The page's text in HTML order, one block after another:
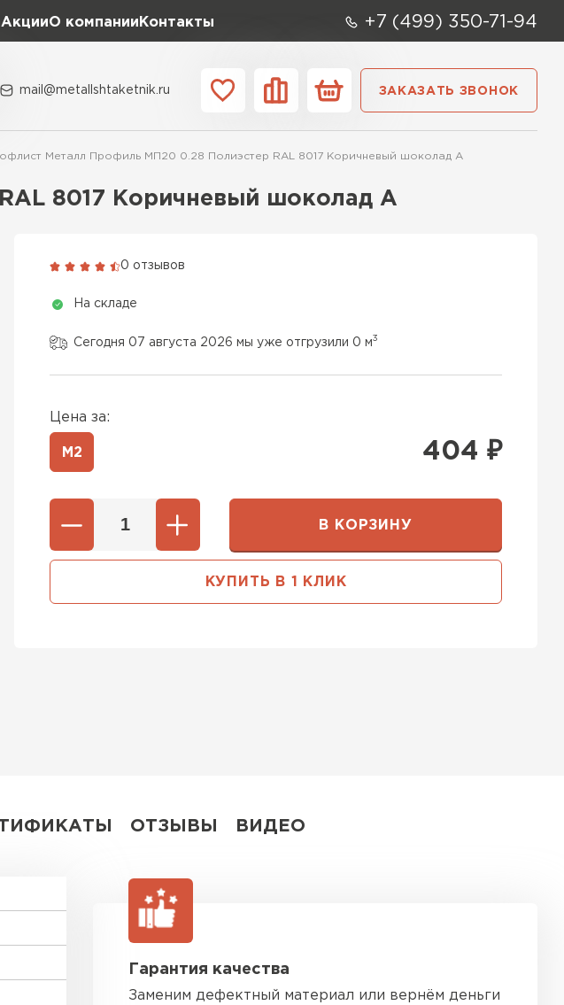
АкцииО компании Контакты +7 (499) 350-71-94
mail@metallshtaketnik.ru ЗАКАЗАТЬ ЗВОНОК
Металл Профиль МП20 0.28 Полиэстер RAL 8017 Коричневый шоколад A
8017 Коричневый шоколад A
0 отзывов
На складе
Сегодня 07 августа 2026 мы уже отгрузили 0 м3
Цена за:
М2 404 ₽
В КОРЗИНУ
КУПИТЬ В 1 КЛИК
ОТЗЫВЫ ВИДЕО
Гарантия качества
Заменим дефектный материал или вернём деньги